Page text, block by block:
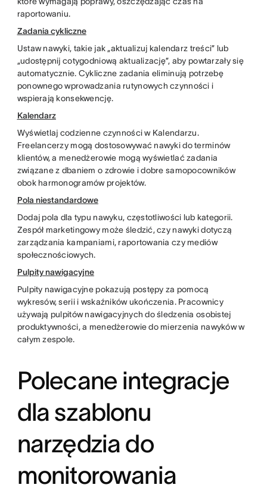
raportowaniu.
Zadania cykliczne
Ustaw nawyki, takie jak „aktualizuj kalendarz treści” lub
„udostępnij cotygodniową aktualizację”, aby powtarzały się
automatycznie. Cykliczne zadania eliminują potrzebę
ponownego wprowadzania rutynowych czynności i
wspierają konsekwencję.
Kalendarz
Wyświetlaj codzienne czynności w Kalendarzu.
Freelancerzy mogą dostosowywać nawyki do terminów
klientów, a menedżerowie mogą wyświetlać zadania
związane z dbaniem o zdrowie i dobre samopocowników
obok harmonogramów projektów.
Pola niestandardowe
Dodaj pola dla typu nawyku, częstotliwości lub kategorii.
Zespół marketingowy może śledzić, czy nawyki dotyczą
zarządzania kampaniami, raportowania czy mediów
społecznościowych.
Pulpity nawigacyjne
Pulpity nawigacyjne pokazują postępy za pomocą
wykresów, serii i wskaźników ukończenia. Pracownicy
używają pulpitów nawigacyjnych do śledzenia osobistej
produktywności, a menedżerowie do mierzenia nawyków w
całym zespole.
Polecane integracje
dla szablonu
narzędzia do
monitorowania